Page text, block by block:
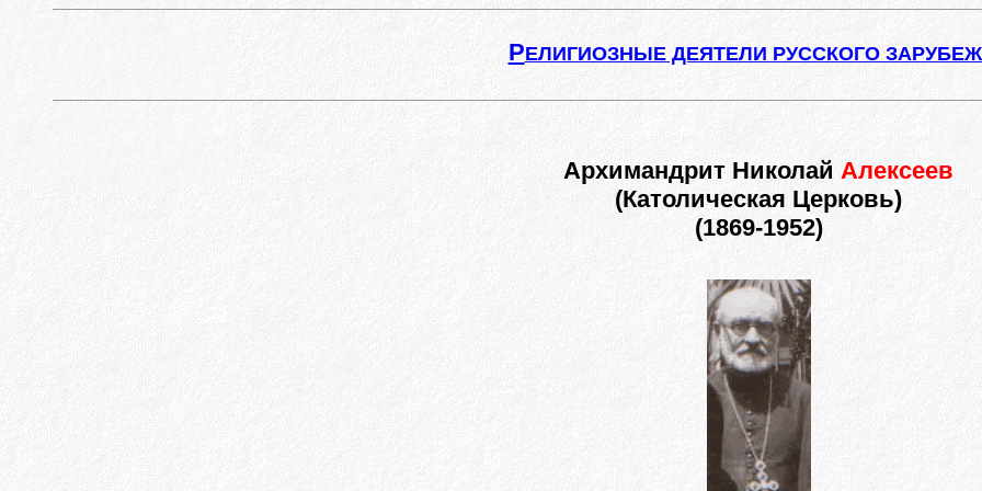
РЕЛИГИОЗНЫЕ ДЕЯТЕЛИ РУССКОГО
Архимандрит Николай Алексеев
(Католическая Церковь)
(1869-1952)